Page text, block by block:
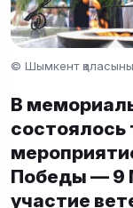
© Шымкент
В
Победы — 9
участие